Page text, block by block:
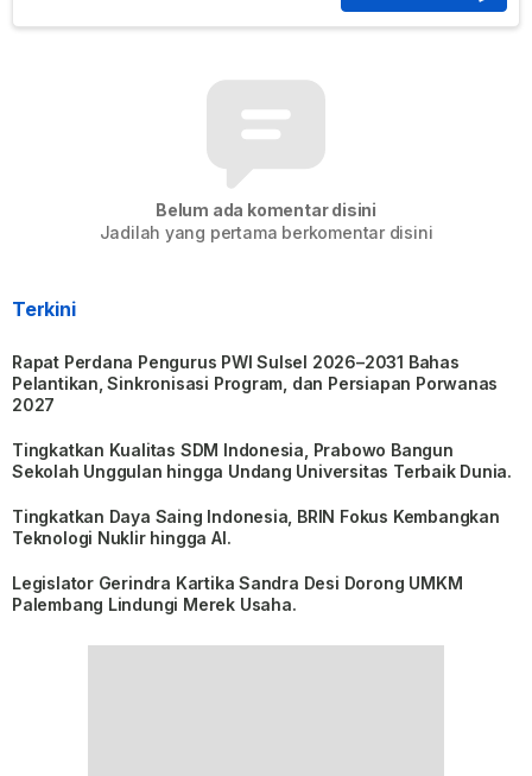
Belum ada komentar disini
Jadilah yang pertama berkomentar disini
Terkini
Rapat Perdana Pengurus PWI Sulsel 2026–2031 Bahas
Pelantikan, Sinkronisasi Program, dan Persiapan Porwanas
2027
Tingkatkan Kualitas SDM Indonesia, Prabowo Bangun
Sekolah Unggulan hingga Undang Universitas Terbaik Dunia.
Tingkatkan Daya Saing Indonesia, BRIN Fokus Kembangkan
Teknologi Nuklir hingga AI.
Legislator Gerindra Kartika Sandra Desi Dorong UMKM
Palembang Lindungi Merek Usaha.